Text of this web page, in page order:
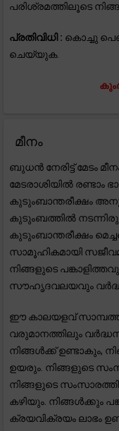
പരിശ്രമത്തിലൂടെ
പ്രതിവിധി : കൊച്ചു
ചെയ്യുക.
മീനം
ബുധൻ നേരിട്ട് മേടം
മേടരാശിയിൽ
കുടുംബാന്തരീക്ഷം
കുടുംബത്തിൽ
കുടുംബാന്തരീക്ഷം
സാമൂഹികമായി
നിങ്ങളുടെ
സൗഹൃദവലയവും
ഈ കാലയളവ്
വരുമാനത്തിലും
നിങ്ങൾക്ക് ഉണ്ടാകും,
ഉയരും. നിങ്ങളുടെ
നിങ്ങളുടെ
കഴിയും. നിങ്ങൾക്കും
ക്രയവിക്രയം ലാഭം